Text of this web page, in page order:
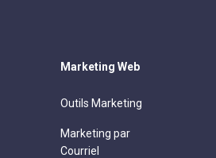
Marketing Web
Outils Marketing
Marketing par
Courriel